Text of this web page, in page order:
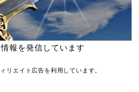
報を発信しています
リエイト広告を利用しています。